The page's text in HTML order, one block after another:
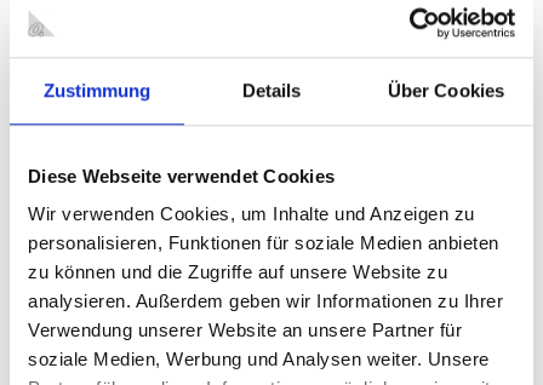
Zustimmung Details Über Cookies
Diese Webseite verwendet Cookies
Wir verwenden Cookies, um Inhalte und Anzeigen zu
personalisieren, Funktionen für soziale Medien anbieten
zu können und die Zugriffe auf unsere Website zu
analysieren. Außerdem geben wir Informationen zu Ihrer
Verwendung unserer Website an unsere Partner für
soziale Medien, Werbung und Analysen weiter. Unsere
Förderverein werden (Jahresbeitrag 20,00 EUR) ; oder aber
Spende in beliebiger Höhe zukommen lassen.
VORSTAND DER LITERARISCHEN GESELLSCHAFT
1. Vorsitzender
Wilhelm R. Kurze
Mitglieder des
Vorstandes:
1. stellv. Vorsitzende